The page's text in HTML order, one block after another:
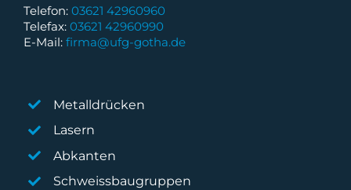
Telefon: 03621 42960960
Telefax: 03621 42960990
E-Mail: firma@ufg-gotha.de
Metalldrücken
Lasern
Abkanten
Schweissbaugruppen